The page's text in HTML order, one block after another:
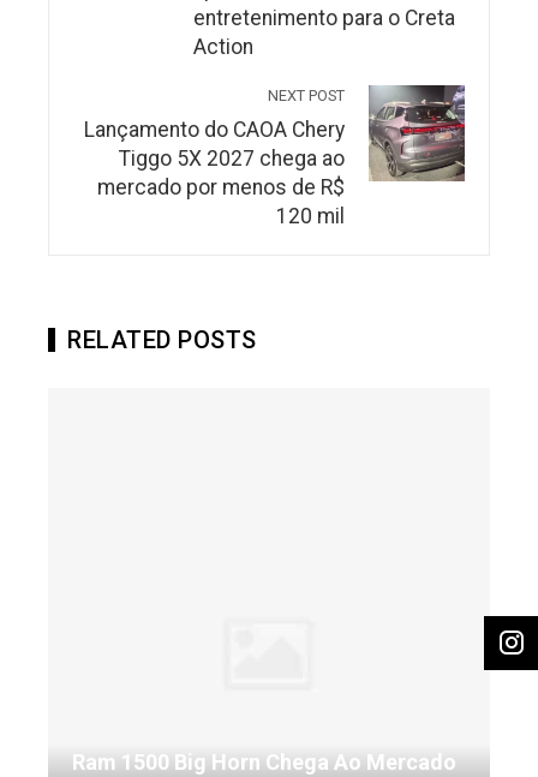
entretenimento para o Creta
Action
NEXT POST
Lançamento do CAOA Chery
Tiggo 5X 2027 chega ao
mercado por menos de R$
120 mil
RELATED POSTS
Ram 1500 Big Horn Chega Ao Mercado